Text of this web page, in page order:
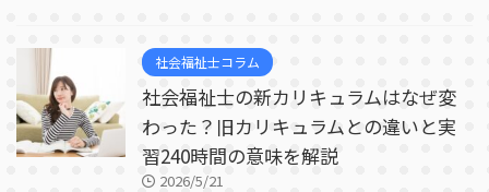
社会福祉士コラム
社会福祉士の新カリキュラムはなぜ変
わった？旧カリキュラムとの違いと実
習240時間の意味を解説
2026/5/21